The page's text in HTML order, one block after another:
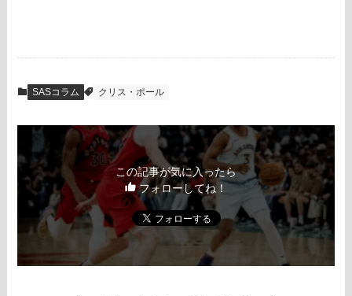
SASコラム クリス・ポール
この記事が気に入ったら
フォローしてね！